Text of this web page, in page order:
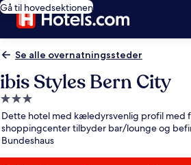
Gå til hovedsektionen
Se alle overnatningssteder
ibis Styles Bern City
3.0-
stjernet
overnatningssted
Dette hotel med kæledyrsvenlig profil med
shoppingcenter tilbyder bar/lounge og
Bundeshaus